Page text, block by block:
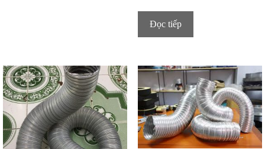
Đọc tiếp